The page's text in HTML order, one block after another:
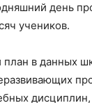
день
учеников.
план в данных